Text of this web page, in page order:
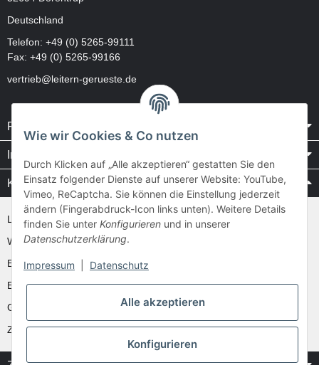
Deutschland
Telefon: +49 (0) 5265-99111
Fax: +49 (0) 5265-99166
vertrieb@leitern-gerueste.de
Rechtliches
Informationen
Kataloge / Videos
Layher Videos und Downloads
WAKÜ
Ernst
Euroline
Günzburger
Zarges
Wie wir Cookies & Co nutzen
Durch Klicken auf „Alle akzeptieren“ gestatten Sie den
Einsatz folgender Dienste auf unserer Website: YouTube,
Vimeo, ReCaptcha. Sie können die Einstellung jederzeit
ändern (Fingerabdruck-Icon links unten). Weitere Details
finden Sie unter Konfigurieren und in unserer
Datenschutzerklärung.
Impressum Datenschutz
Alle akzeptieren
Konfigurieren